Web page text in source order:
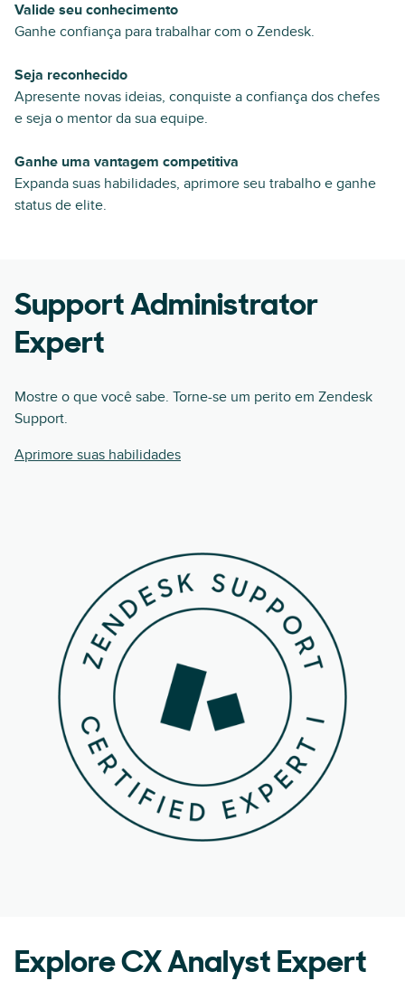
Valide seu conhecimento
Ganhe confiança para trabalhar com o Zendesk.
Seja reconhecido
Apresente novas ideias, conquiste a confiança dos chefes
e seja o mentor da sua equipe.
Ganhe uma vantagem competitiva
Expanda suas habilidades, aprimore seu trabalho e ganhe
status de elite.
Support Administrator
Expert
Mostre o que você sabe. Torne-se um perito em Zendesk
Support.
Aprimore suas habilidades
Explore CX Analyst Expert